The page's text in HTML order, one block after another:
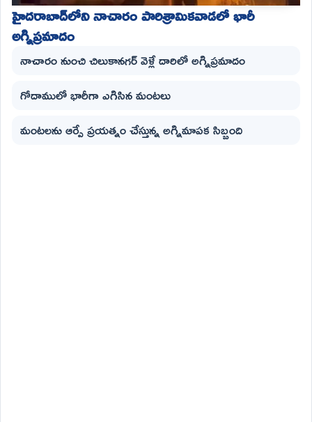
హైదరాబాద్‌లోని నాచారం పారిశ్రామికవాడలో భారీ
అగ్నిప్రమాదం
నాచారం నుంచి చిలుకానగర్ వెళ్లే దారిలో అగ్నిప్రమాదం
గోదాములో భారీగా ఎగిసిన మంటలు
మంటలను ఆర్పే ప్రయత్నం చేస్తున్న అగ్నిమాపక సిబ్బంది